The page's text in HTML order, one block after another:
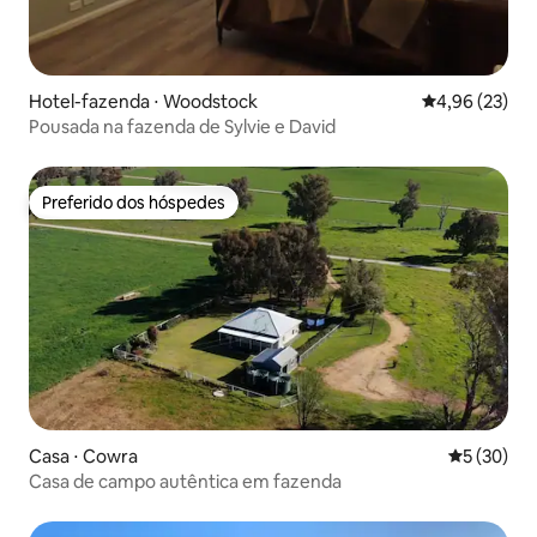
Hotel-fazenda ⋅ Woodstock 4,96 de uma
4,96 (23)
Pousada na fazenda de Sylvie e David
Preferido dos hóspedes
Preferido dos hóspedes
Casa ⋅ Cowra 5 de uma
5 (30)
Casa de campo autêntica em fazenda